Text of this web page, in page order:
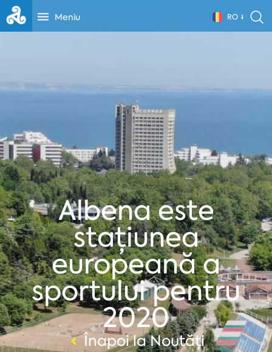
Meniu RO
Albena este
stațiunea
europeană a
sportului pentru
2020
Înapoi la Noutăți